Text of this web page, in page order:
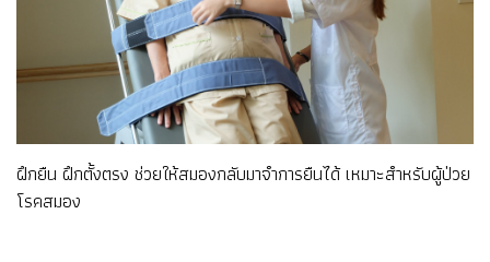
ฝึกยืน ฝึกตั้งตรง ช่วยให้สมองกลับมาจำการยืนได้ เหมาะสำหรับผู้ป่วย
โรคสมอง